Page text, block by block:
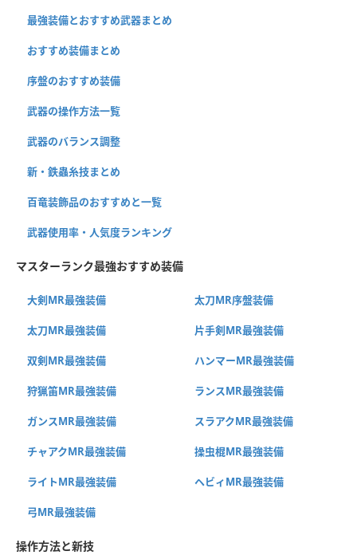
最強装備とおすすめ武器まとめ
おすすめ装備まとめ
序盤のおすすめ装備
武器の操作方法一覧
武器のバランス調整
新・鉄蟲糸技まとめ
百竜装飾品のおすすめと一覧
武器使用率・人気度ランキング
マスターランク最強おすすめ装備
大剣MR最強装備 太刀MR序盤装備
太刀MR最強装備 片手剣MR最強装備
双剣MR最強装備 ハンマーMR最強装備
狩猟笛MR最強装備 ランスMR最強装備
ガンスMR最強装備 スラアクMR最強装備
チャアクMR最強装備 操虫棍MR最強装備
ライトMR最強装備 ヘビィMR最強装備
弓MR最強装備
操作方法と新技